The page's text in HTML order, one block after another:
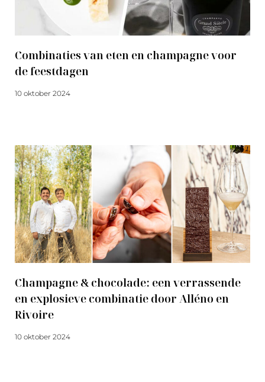
Combinaties van eten en champagne voor
de feestdagen
10 oktober 2024
Champagne & chocolade: een verrassende
en explosieve combinatie door Alléno en
Rivoire
10 oktober 2024